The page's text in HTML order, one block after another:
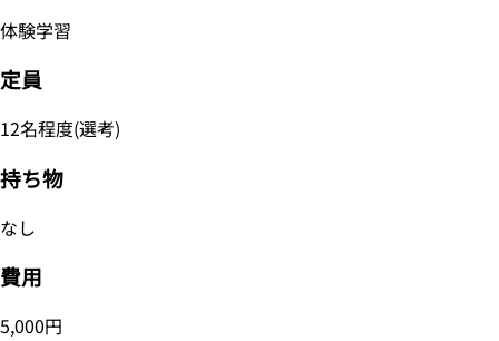
体験学習
定員
12名程度(選考)
持ち物
なし
費用
5,000円